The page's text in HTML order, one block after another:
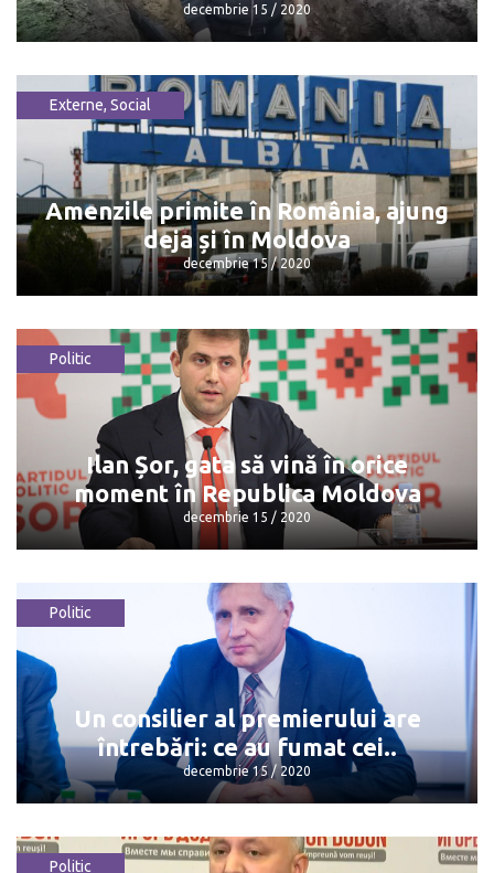
decembrie 15 / 2020
Agenția Națională Arheologică acuză
Primăria - distruge...
decembrie 15 / 2020
Externe, Social
Amenzile primite în România, ajung
deja și în Moldova
decembrie 15 / 2020
Amenzile primite în România, ajung
deja și în Moldova
decembrie 15 / 2020
Politic
Ilan Șor, gata să vină în orice
moment în Republica Moldova
decembrie 15 / 2020
Ilan Șor, gata să vină în orice moment în
Republica Moldova
decembrie 15 / 2020
Politic
Un consilier al premierului are
întrebări: ce au fumat cei..
decembrie 15 / 2020
Politic